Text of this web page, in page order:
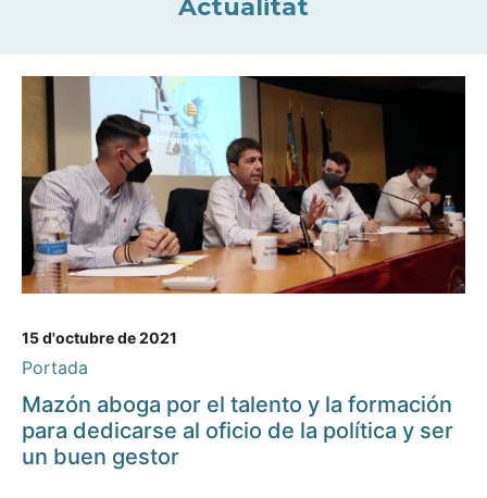
Actualitat
15 d'octubre de 2021
Portada
Mazón aboga por el talento y la formación
para dedicarse al oficio de la política y ser
un buen gestor